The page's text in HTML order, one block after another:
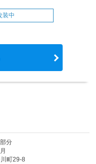
装中
分
町29-8